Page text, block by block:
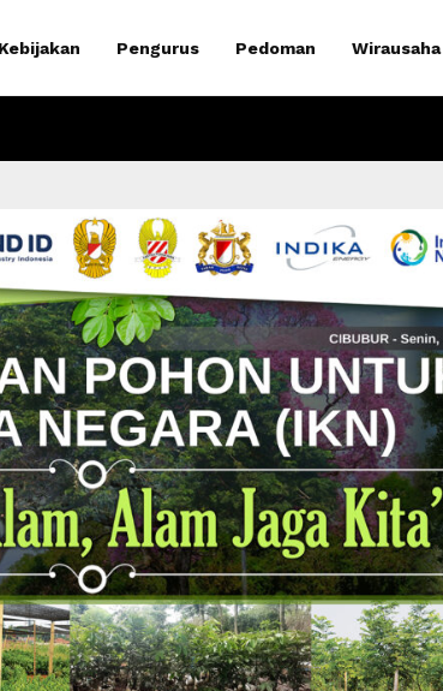
Pengurus Pedoman Wirausaha